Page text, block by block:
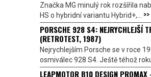
Značka MG minulý rok rozšířila
HS o hybridní variantu Hybrid+,... >>
PORSCHE 928 S4: NEJRYCHLEJŠÍ
(RETROTEST, 1987)
Nejrychlejším Porsche se v roce
osmiválec 928 S4. Ještě téhož
LEAPMOTOR B10 DESIGN PROMAX